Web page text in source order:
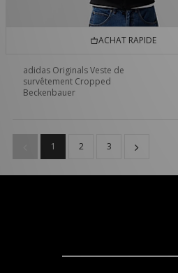
ACHAT RAPIDE
adidas Originals Veste de
survêtement Cropped
Beckenbauer
1 2 3